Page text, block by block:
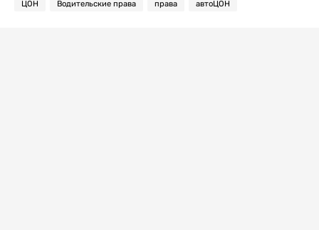
ЦОН Водительские права права автоЦОН